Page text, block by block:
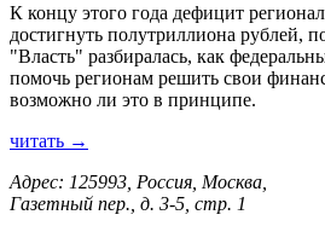
К концу этого года дефицит
достигнуть полутриллиона рублей,
"Власть" разбиралась, как
помочь регионам решить свои
возможно ли это в принципе.
читать →
Адрес: 125993, Россия, Москва,
Газетный пер., д. 3-5, стр. 1